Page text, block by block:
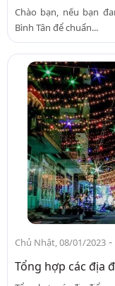
Chào bạn, nếu bạn
Bình Tân để chuẩn...
Chủ Nhật, 08/01/2023 -
Tổng hợp các địa